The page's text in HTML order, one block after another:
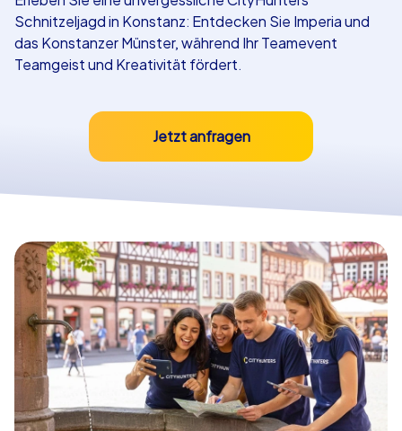
Schnitzeljagd in Konstanz: Entdecken Sie Imperia und
das Konstanzer Münster, während Ihr Teamevent
Teamgeist und Kreativität fördert.
Jetzt anfragen